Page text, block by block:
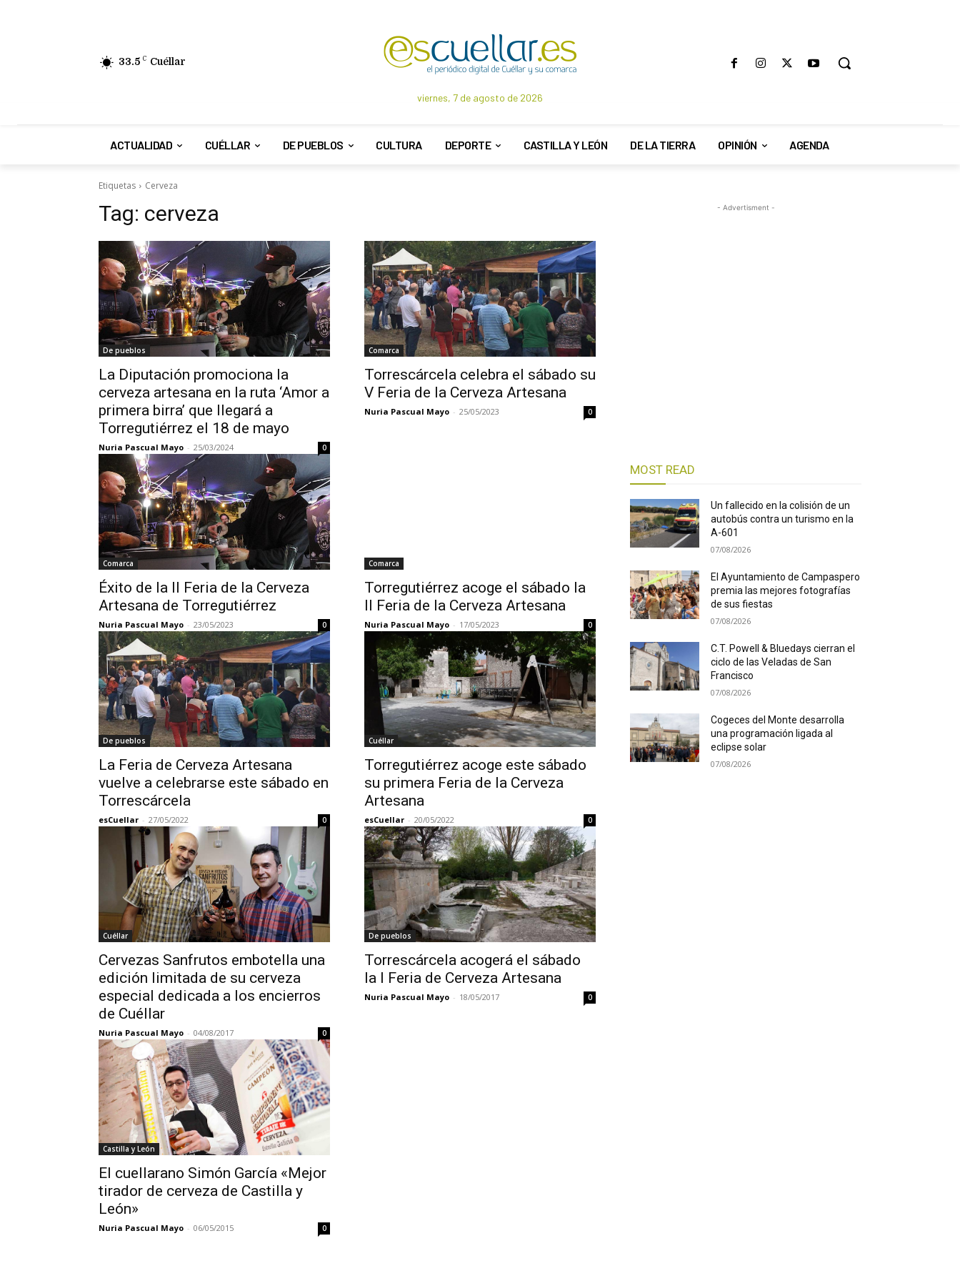
33.5 C Cuéllar
viernes, 7 de agosto de 2026
ACTUALIDAD CUÉLLAR DE PUEBLOS CULTURA DEPORTE CASTILLA Y LEÓN DE LA TIERRA OPINIÓN AGENDA
Etiquetas Cerveza
Tag: cerveza
De pueblos
La Diputación promociona la
cerveza artesana en la ruta ‘Amor a
primera birra’ que llegará a
Torregutiérrez el 18 de mayo
Nuria Pascual Mayo - 25/03/2024 0
Comarca
Torrescárcela celebra el sábado su
V Feria de la Cerveza Artesana
Nuria Pascual Mayo - 25/05/2023 0
Comarca
Éxito de la II Feria de la Cerveza
Artesana de Torregutiérrez
Nuria Pascual Mayo - 23/05/2023 0
Comarca
Torregutiérrez acoge el sábado la
II Feria de la Cerveza Artesana
Nuria Pascual Mayo - 17/05/2023 0
De pueblos
La Feria de Cerveza Artesana
vuelve a celebrarse este sábado en
Torrescárcela
esCuellar - 27/05/2022 0
Cuéllar
Torregutiérrez acoge este sábado
su primera Feria de la Cerveza
Artesana
esCuellar - 20/05/2022 0
Cuéllar
Cervezas Sanfrutos embotella una
edición limitada de su cerveza
especial dedicada a los encierros
de Cuéllar
Nuria Pascual Mayo - 04/08/2017 0
De pueblos
Torrescárcela acogerá el sábado
la I Feria de Cerveza Artesana
Nuria Pascual Mayo - 18/05/2017 0
Castilla y León
El cuellarano Simón García «Mejor
tirador de cerveza de Castilla y
León»
Nuria Pascual Mayo - 06/05/2015 0
- Advertisment -
MOST READ
Un fallecido en la colisión de un
autobús contra un turismo en la
A-601
07/08/2026
El Ayuntamiento de Campaspero
premia las mejores fotografías
de sus fiestas
07/08/2026
C.T. Powell & Bluedays cierran el
ciclo de las Veladas de San
Francisco
07/08/2026
Cogeces del Monte desarrolla
una programación ligada al
eclipse solar
07/08/2026